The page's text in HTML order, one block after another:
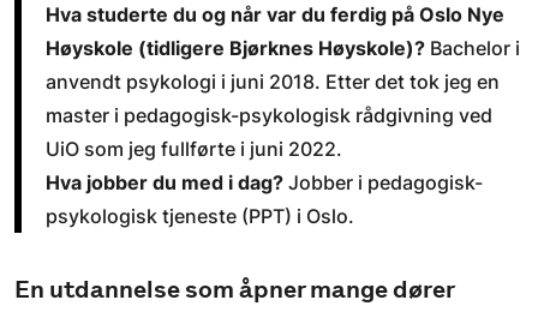
Hva studerte du og når var du ferdig på Oslo Nye
Høyskole (tidligere Bjørknes Høyskole)? Bachelor i
anvendt psykologi i juni 2018. Etter det tok jeg en
master i pedagogisk-psykologisk rådgivning ved
UiO som jeg fullførte i juni 2022.
Hva jobber du med i dag? Jobber i pedagogisk-
psykologisk tjeneste (PPT) i Oslo.
En utdannelse som åpner mange dører